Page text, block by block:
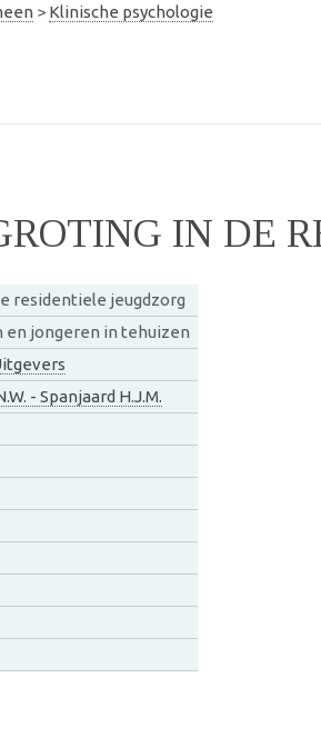
> Klinische psychologie
IN DE
residentiele jeugdzorg
jongeren in tehuizen
- Spanjaard H.J.M.